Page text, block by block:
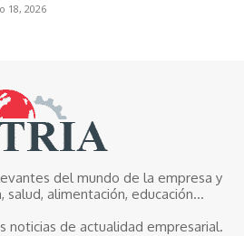
18, 2026
del mundo de la empresa y
salud, alimentación, educación...
noticias de actualidad empresarial.